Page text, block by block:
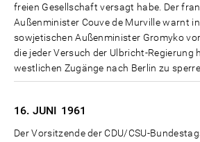
freien Gesellschaft versagt habe. Der
Außenminister Couve de Murville warnt
sowjetischen Außenminister Gromyko
die jeder Versuch der Ulbricht-Regierung
westlichen Zugänge nach Berlin zu
16. JUNI 1961
Der Vorsitzende der CDU/CSU-